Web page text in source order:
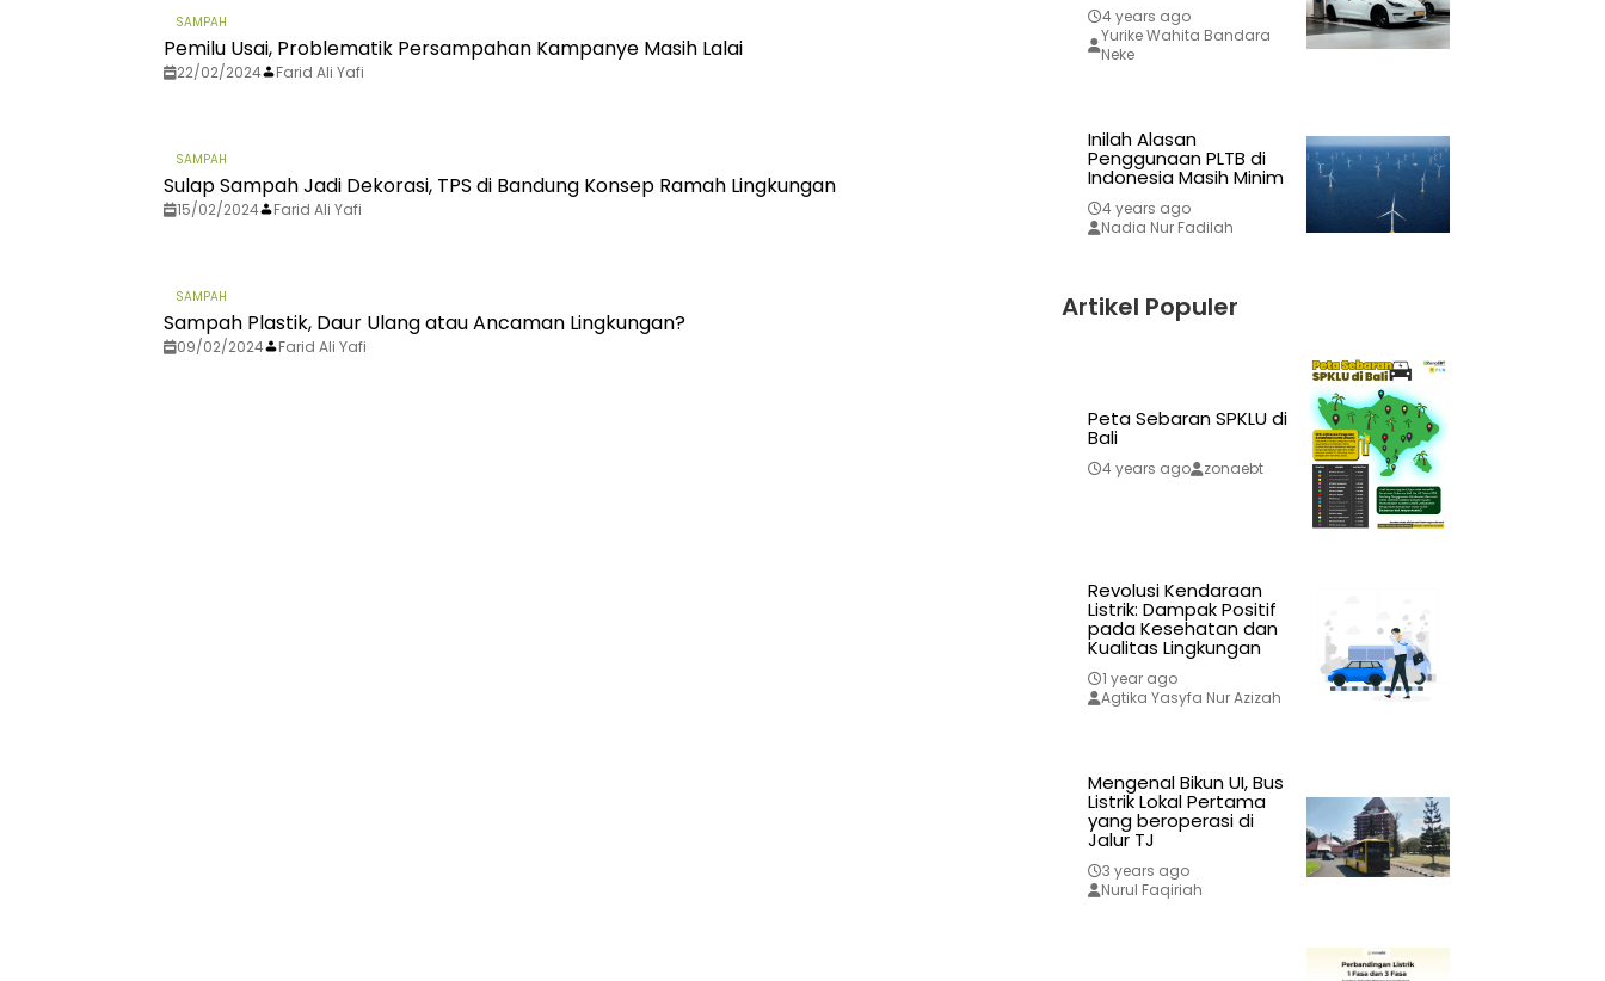
SAMPAH
Pemilu Usai, Problematik Persampahan Kampanye Masih Lalai
22/02/2024 Farid Ali Yafi
SAMPAH
Sulap Sampah Jadi Dekorasi, TPS di Bandung Konsep Ramah Lingkungan
15/02/2024 Farid Ali Yafi
SAMPAH
Sampah Plastik, Daur Ulang atau Ancaman Lingkungan?
09/02/2024 Farid Ali Yafi
4 years ago
Yurike Wahita Bandara
Neke
Inilah Alasan
Penggunaan PLTB di
Indonesia Masih Minim
4 years ago
Nadia Nur Fadilah
Artikel Populer
Peta Sebaran SPKLU di
Bali
4 years ago zonaebt
Revolusi Kendaraan
Listrik: Dampak Positif
pada Kesehatan dan
Kualitas Lingkungan
1 year ago
Agtika Yasyfa Nur Azizah
Mengenal Bikun UI, Bus
Listrik Lokal Pertama
yang beroperasi di
Jalur TJ
3 years ago
Nurul Faqiriah